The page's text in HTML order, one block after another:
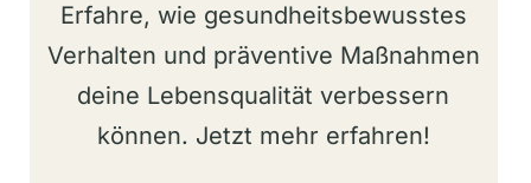
Erfahre, wie gesundheitsbewusstes
Verhalten und präventive Maßnahmen
deine Lebensqualität verbessern
können. Jetzt mehr erfahren!